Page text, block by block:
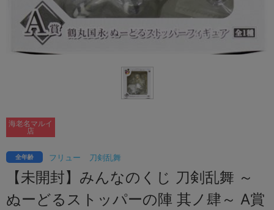
フリュー 刀剣乱舞
全年齢
【未開封】みんなのくじ 刀剣乱舞 ～
ぬーどるストッパーの陣 其ノ肆～ A賞
海老名マルイ
店